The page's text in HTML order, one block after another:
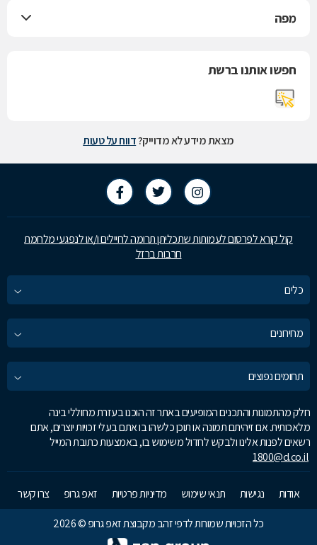
מפה
חפשו אותנו ברשת
מצאת מידע לא מדוייק?דווח על טעות
קול קורא לפרסום לעמותות שתכליתן תרומה לחיילים ו/או לנפגעי מלחמת
חרבות ברזל
כלים
מחירונים
תחומים נפוצים
חלק מהתמונות והתכנים המופיעים באתר זה הוכנו בעזרת מחוללי בינה
מלאכותית. אם זיהיתם תמונה או תוכן כלשהו בו אתם בעלי זכויות יוצרים, אתם
רשאים לפנות אלינו ולבקש לחדול משימוש בו, באמצעות כתובת המייל
1800@d.co.il
אודות נגישות תנאי שימוש מדיניות פרטיות זאפ גרופ
צרו קשר
כל הזכויות שמורות לדפי זהב מקבוצת זאפ גרופ © 2026